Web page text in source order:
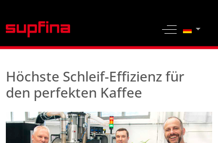
Off-Canvas
Sprache
Höchste Schleif-Effizienz für
den perfekten Kaffee